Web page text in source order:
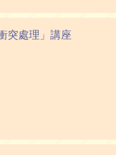
突處理」講座